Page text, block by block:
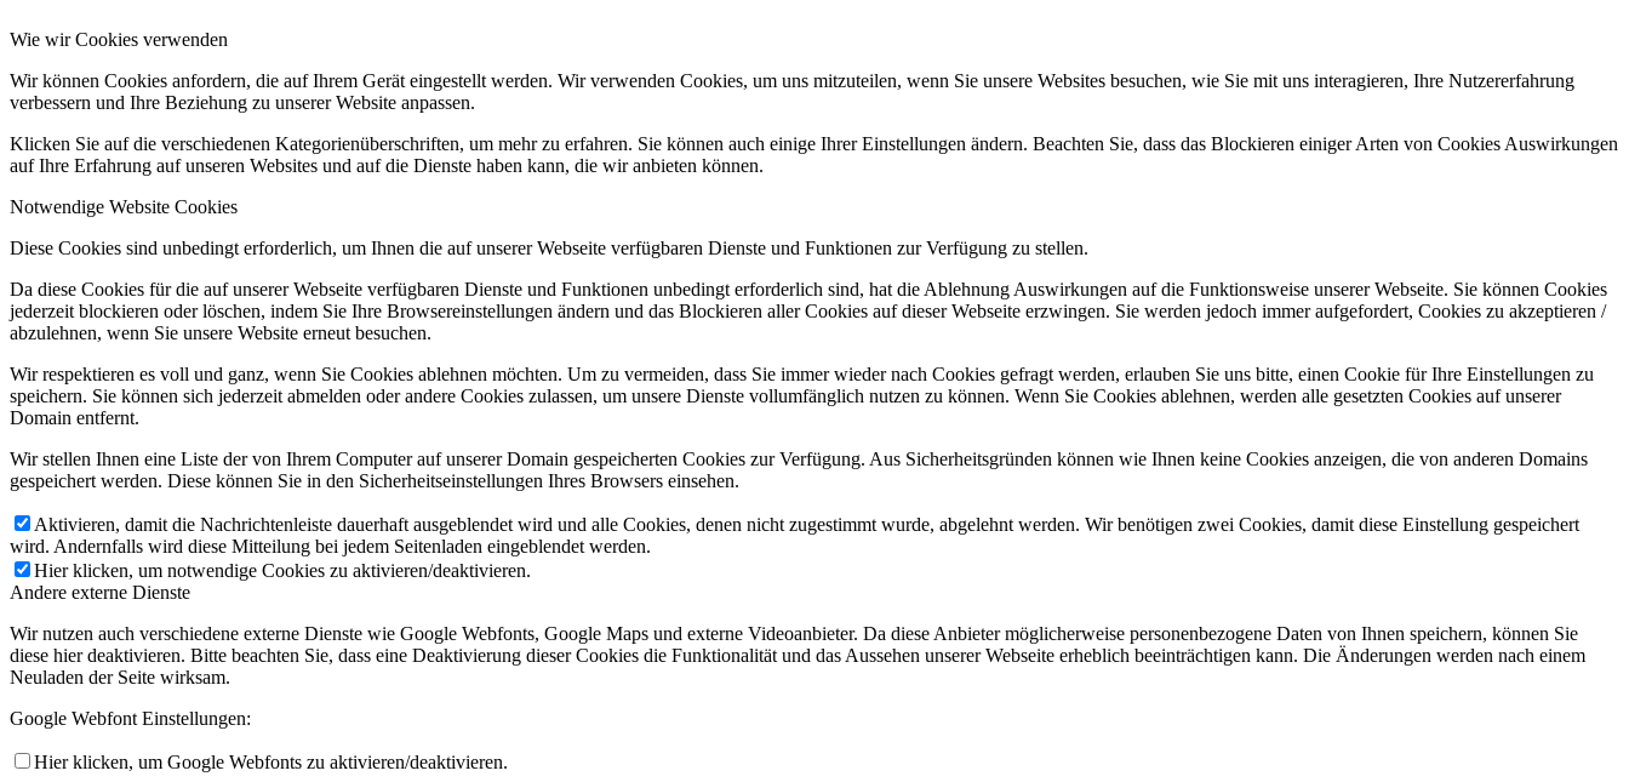
Wie wir Cookies verwenden
Wir können Cookies anfordern, die auf Ihrem Gerät eingestellt werden. Wir verwenden Cookies, um uns mitzuteilen, wenn Sie unsere Websites besuchen, wie Sie mit uns interagieren, Ihre Nutzererfahrung
verbessern und Ihre Beziehung zu unserer Website anpassen.
Klicken Sie auf die verschiedenen Kategorienüberschriften, um mehr zu erfahren. Sie können auch einige Ihrer Einstellungen ändern. Beachten Sie, dass das Blockieren einiger Arten von Cookies Auswirkungen
auf Ihre Erfahrung auf unseren Websites und auf die Dienste haben kann, die wir anbieten können.
Notwendige Website Cookies
Diese Cookies sind unbedingt erforderlich, um Ihnen die auf unserer Webseite verfügbaren Dienste und Funktionen zur Verfügung zu stellen.
Da diese Cookies für die auf unserer Webseite verfügbaren Dienste und Funktionen unbedingt erforderlich sind, hat die Ablehnung Auswirkungen auf die Funktionsweise unserer Webseite. Sie können Cookies
jederzeit blockieren oder löschen, indem Sie Ihre Browsereinstellungen ändern und das Blockieren aller Cookies auf dieser Webseite erzwingen. Sie werden jedoch immer aufgefordert, Cookies zu akzeptieren /
abzulehnen, wenn Sie unsere Website erneut besuchen.
Wir respektieren es voll und ganz, wenn Sie Cookies ablehnen möchten. Um zu vermeiden, dass Sie immer wieder nach Cookies gefragt werden, erlauben Sie uns bitte, einen Cookie für Ihre Einstellungen zu
speichern. Sie können sich jederzeit abmelden oder andere Cookies zulassen, um unsere Dienste vollumfänglich nutzen zu können. Wenn Sie Cookies ablehnen, werden alle gesetzten Cookies auf unserer
Domain entfernt.
Wir stellen Ihnen eine Liste der von Ihrem Computer auf unserer Domain gespeicherten Cookies zur Verfügung. Aus Sicherheitsgründen können wie Ihnen keine Cookies anzeigen, die von anderen Domains
gespeichert werden. Diese können Sie in den Sicherheitseinstellungen Ihres Browsers einsehen.
Aktivieren, damit die Nachrichtenleiste dauerhaft ausgeblendet wird und alle Cookies, denen nicht zugestimmt wurde, abgelehnt werden. Wir benötigen zwei Cookies, damit diese Einstellung gespeichert
wird. Andernfalls wird diese Mitteilung bei jedem Seitenladen eingeblendet werden.
Hier klicken, um notwendige Cookies zu aktivieren/deaktivieren.
Andere externe Dienste
Wir nutzen auch verschiedene externe Dienste wie Google Webfonts, Google Maps und externe Videoanbieter. Da diese Anbieter möglicherweise personenbezogene Daten von Ihnen speichern, können Sie
diese hier deaktivieren. Bitte beachten Sie, dass eine Deaktivierung dieser Cookies die Funktionalität und das Aussehen unserer Webseite erheblich beeinträchtigen kann. Die Änderungen werden nach einem
Neuladen der Seite wirksam.
Google Webfont Einstellungen:
Hier klicken, um Google Webfonts zu aktivieren/deaktivieren.